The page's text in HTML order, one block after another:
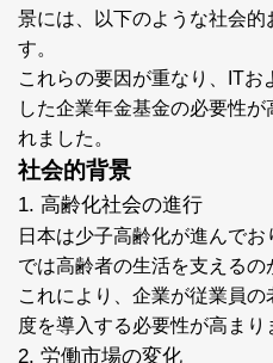
景には、以下のような社会的
す。
これらの要因が重なり、IT
した企業年金基金の必要性
れました。
社会的背景
1. 高齢化社会の進行
日本は少子高齢化が進んで
では高齢者の生活を支えるの
これにより、企業が従業員
度を導入する必要性が高まり
2. 労働市場の変化